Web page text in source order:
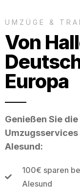
UMZÜGE &
Von
Europa
Genießen Sie
Umzugsservices
Alesund:
100€ sparen
Alesund